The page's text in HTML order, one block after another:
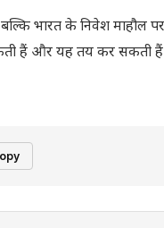
भारत के निवेश माहौल
हैं और यह तय कर सकती